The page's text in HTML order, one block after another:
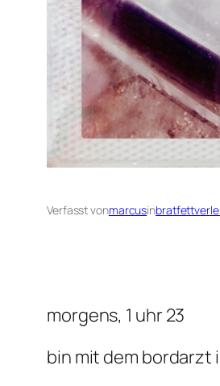
Verfasst vonmarcusin
morgens, 1 uhr 23
bin mit dem bordarzt